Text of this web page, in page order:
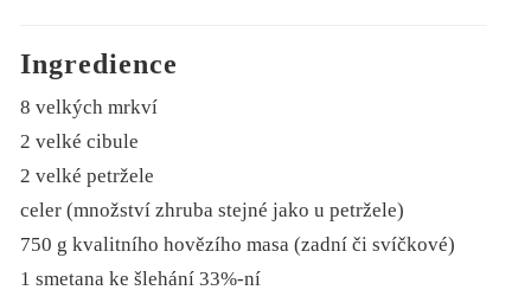
Ingredience
8 velkých mrkví
2 velké cibule
2 velké petržele
celer (množství zhruba stejné jako u petržele)
750 g kvalitního hovězího masa (zadní či svíčkové)
1 smetana ke šlehání 33%-ní